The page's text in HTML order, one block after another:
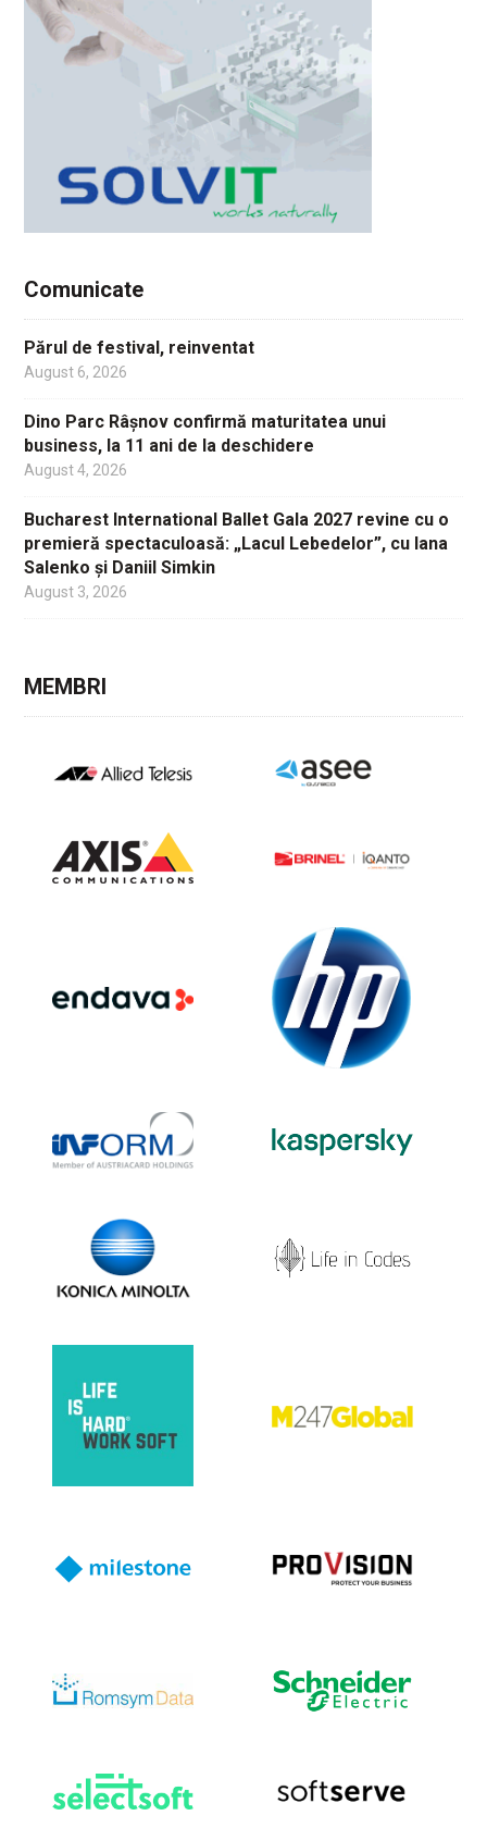
Comunicate
Părul de festival, reinventat
August 6, 2026
Dino Parc Râșnov confirmă maturitatea unui
business, la 11 ani de la deschidere
August 4, 2026
Bucharest International Ballet Gala 2027 revine cu o
premieră spectaculoasă: „Lacul Lebedelor”, cu Iana
Salenko și Daniil Simkin
August 3, 2026
MEMBRI